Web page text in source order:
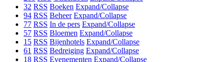
32 RSS Boeken Expand/Collapse
94 RSS Beheer Expand/Collapse
77 RSS In de pers Expand/Collapse
57 RSS Bloemen Expand/Collapse
15 RSS Bijenhotels Expand/Collapse
61 RSS Bedreiging Expand/Collapse
18 RSS Evenementen Expand/Collapse